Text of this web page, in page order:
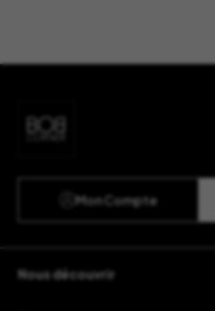
Mon Compte
Nous découvrir